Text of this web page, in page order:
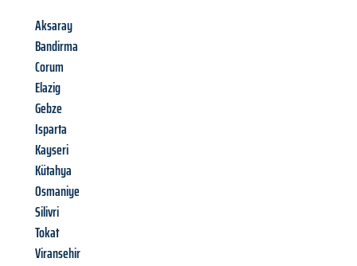
Aksaray
Bandirma
Corum
Elazig
Gebze
Isparta
Kayseri
Kütahya
Osmaniye
Silivri
Tokat
Viransehir